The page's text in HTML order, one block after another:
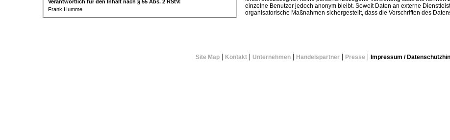
Verantwortlich für den Inhalt nach § 55 Abs. 2 RStV:
Frank Humme
einzelne Benutzer jedoch anonym bleibt. Soweit Daten an externe
organisatorische Maßnahmen sichergestellt, dass die Vorschriften des
Personen Dritten zur Verfügung gestellt, es sei denn, dass hierzu Ihr
Site Map | Kontakt | Unternehmen | Handelspartner | Presse | Impressum /